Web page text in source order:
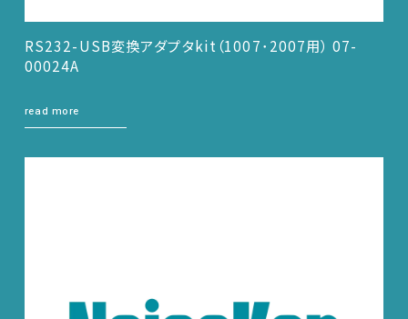
RS232-USB変換アダプタkit（1007･2007用） 07-
00024A
read more